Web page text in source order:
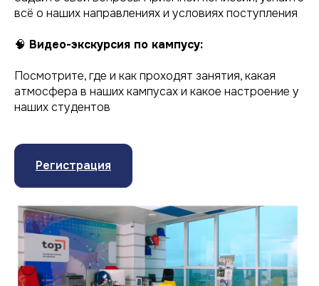
всё о наших направлениях и условиях поступления
🧠 Видео-экскурсия по кампусу:
Посмотрите, где и как проходят занятия, какая
атмосфера в наших кампусах и какое настроение у
наших студентов
Регистрация